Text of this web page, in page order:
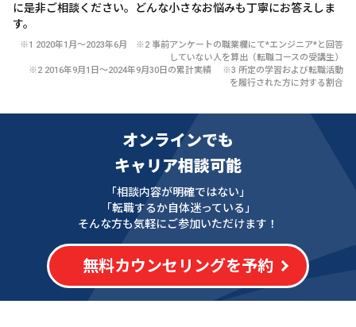
に是非ご相談ください。どんな小さなお悩みも丁寧にお答えしま
す。
※1 2020年1月〜2023年6月 ※2 事前アンケートの職業欄にて*エンジニア*と回答
していない人を算出（転職コースの受講生）
※2 2016年9月1日〜2024年9月30日の累計実績 ※3 所定の学習および転職活動
を履行された方に対する割合
オンラインでも
キャリア相談可能
「相談内容が明確ではない」
「転職するか自体迷っている」
そんな方も気軽にご参加いただけます！
無料カウンセリングを予約